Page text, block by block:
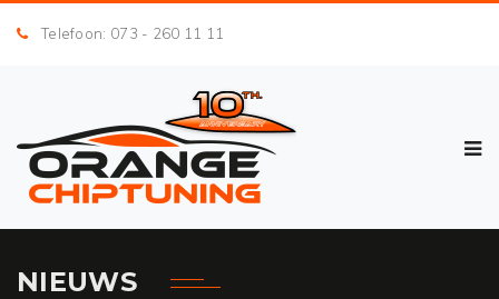
Telefoon: 073 - 260 11 11
NIEUWS